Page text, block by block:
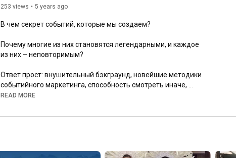
253 views 5 years ago
В чем секрет событий, которые мы создаем?
Почему многие из них становятся легендарными, и каждое
из них – неповторимым?
Ответ прост: внушительный бэкграунд, новейшие методики
событийного маркетинга, способность смотреть иначе,
чувствовать и создавать эмоции.
И главное – люди!
бескомпромиссный результат.
READ MORE